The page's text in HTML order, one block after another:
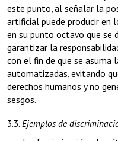
este punto, al señalar la
artificial puede producir en
en su punto octavo que se
garantizar la
con el fin de que se asuma
automatizadas, evitando
derechos humanos y no
sesgos.
3.3. Ejemplos de